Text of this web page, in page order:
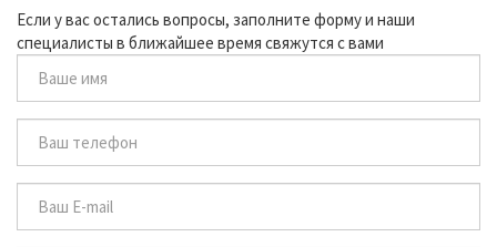
Если у вас остались вопросы, заполните форму и наши
специалисты в ближайшее время свяжутся с вами